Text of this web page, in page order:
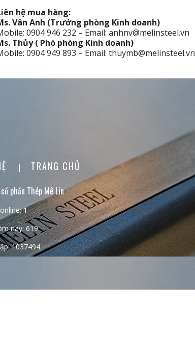
hệ mua hàng:
Vân Anh (Trưởng phòng Kinh doanh)
0904 946 232 – Email: anhnv@melinsteel.vn
Thủy ( Phó phòng Kinh doanh)
0904 949 893 – Email: thuymb@melinsteel.vn
| TRANG CHỦ
phần Thép Mê Lin
1
nay: 619
1037494